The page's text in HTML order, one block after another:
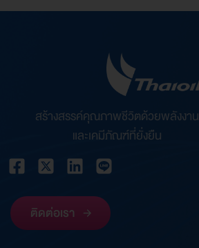
สร้างสรรค์คุณภาพชีวิตด้วยพลังงาน
และเคมีภัณฑ์ที่ยั่งยืน
ติดต่อเรา